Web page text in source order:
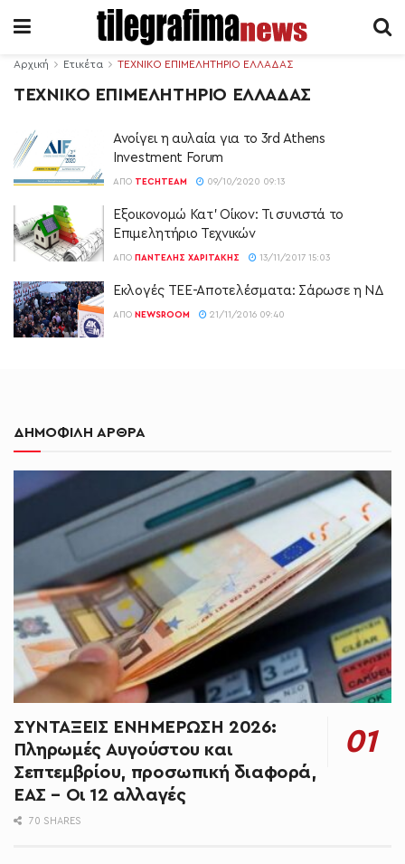
Αρχική Ετικέτα ΤΕΧΝΙΚΟ ΕΠΙΜΕΛΗΤΗΡΙΟ ΕΛΛΑΔΑΣ
ΤΕΧΝΙΚΟ ΕΠΙΜΕΛΗΤΗΡΙΟ ΕΛΛΑΔΑΣ
Ανοίγει η αυλαία για το 3rd Athens
Investment Forum
ΑΠΌ TECHTEAM 09/10/2020 09:13
Εξοικονομώ Κατ’ Οίκον: Τι συνιστά το
Επιμελητήριο Τεχνικών
ΑΠΌ ΠΑΝΤΕΛΉΣ ΧΑΡΙΤΆΚΗΣ 13/11/2017 15:03
Εκλογές ΤΕΕ-Αποτελέσματα: Σάρωσε η ΝΔ
ΑΠΌ NEWSROOM 21/11/2016 09:40
ΔΗΜΟΦΙΛΗ ΑΡΘΡΑ
ΣΥΝΤΑΞΕΙΣ ΕΝΗΜΕΡΩΣΗ 2026:
Πληρωμές Αυγούστου και
Σεπτεμβρίου, προσωπική διαφορά,
ΕΑΣ – Οι 12 αλλαγές
70 SHARES